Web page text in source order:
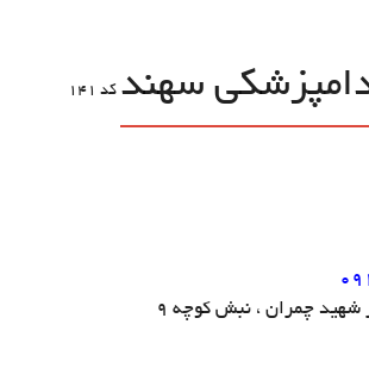
دامپزشکی سهند کد 141
شهید چمران ، نبش کوچه 9